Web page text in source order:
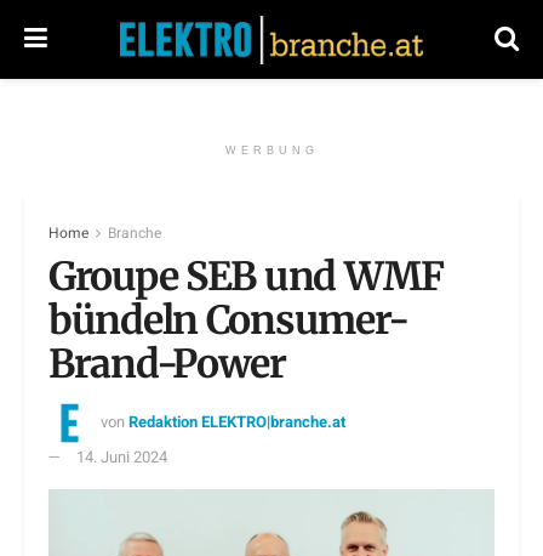
WERBUNG
Home Branche
Groupe SEB und WMF
bündeln Consumer-
Brand-Power
vonRedaktion ELEKTRO|branche.at
14. Juni 2024